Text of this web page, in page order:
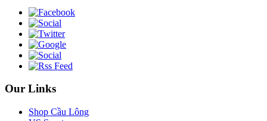
Our Links
Shop Cầu Lông